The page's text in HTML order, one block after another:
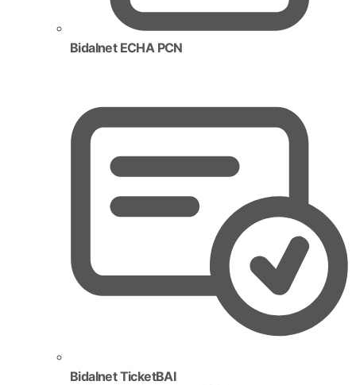
Bidalnet ECHA PCN
Bidalnet TicketBAI